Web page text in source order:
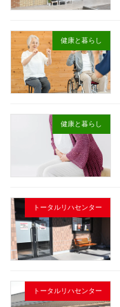
健康と暮らし
健康と暮らし
トータルリハセンター
トータルリハセンター